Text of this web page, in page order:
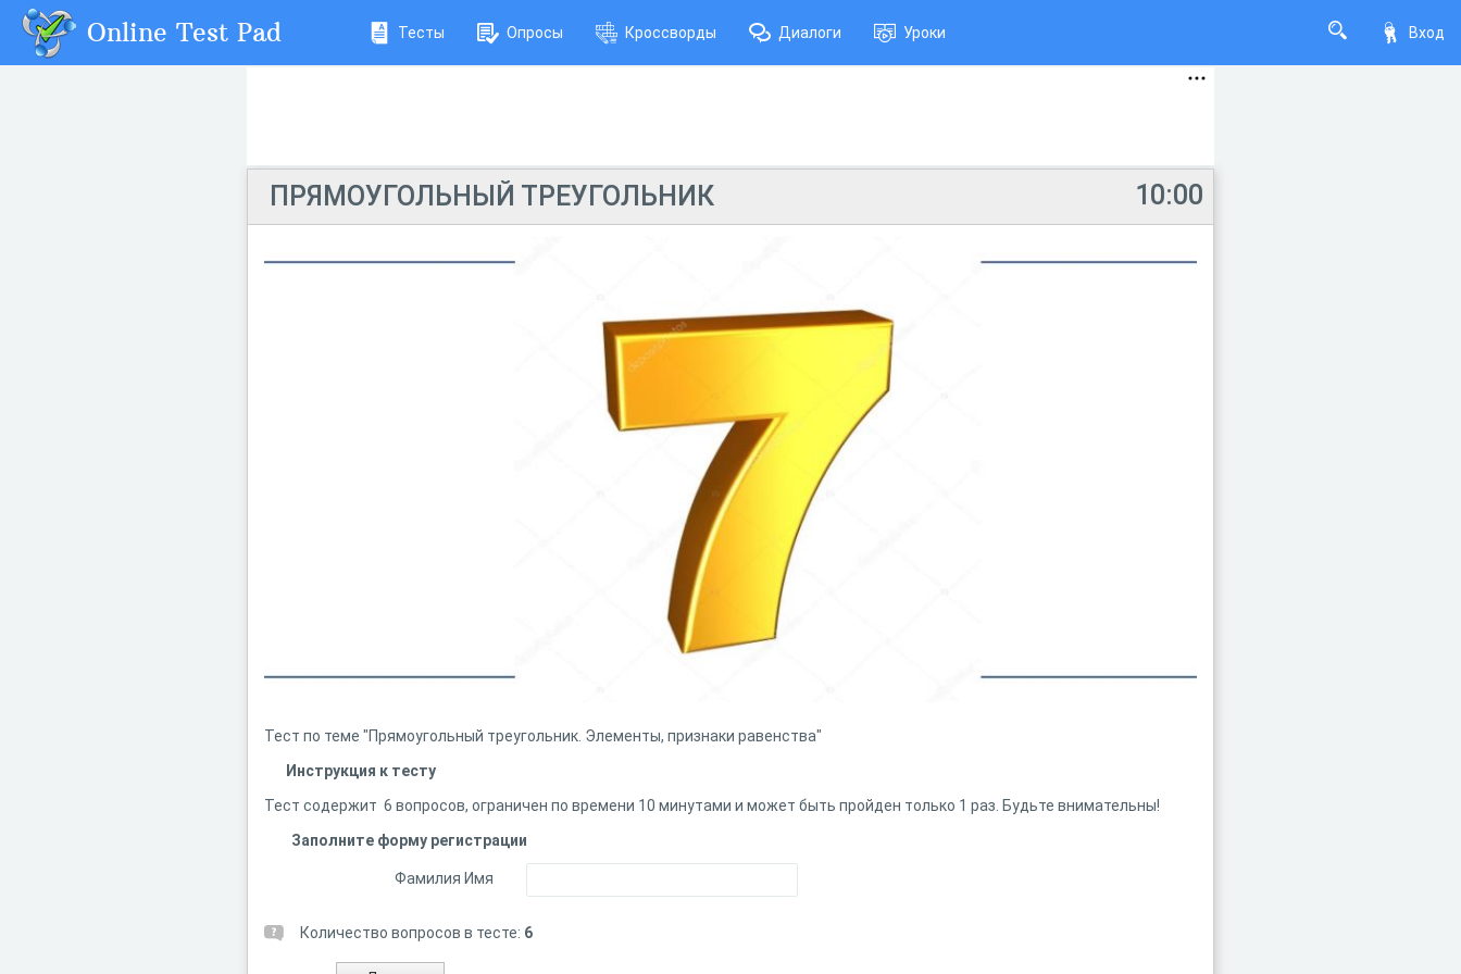
Вход
Online Test Pad Тесты Опросы Кроссворды Диалоги Уроки
10:00
ПРЯМОУГОЛЬНЫЙ ТРЕУГОЛЬНИК
Тест по теме "Прямоугольный треугольник. Элементы, признаки равенства"
Инструкция к тесту
Тест содержит 6 вопросов, ограничен по времени 10 минутами и может быть пройден только 1 раз. Будьте внимательны!
Заполните форму регистрации
Фамилия Имя
Количество вопросов в тесте: 6